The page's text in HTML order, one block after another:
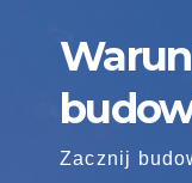
Zacznij